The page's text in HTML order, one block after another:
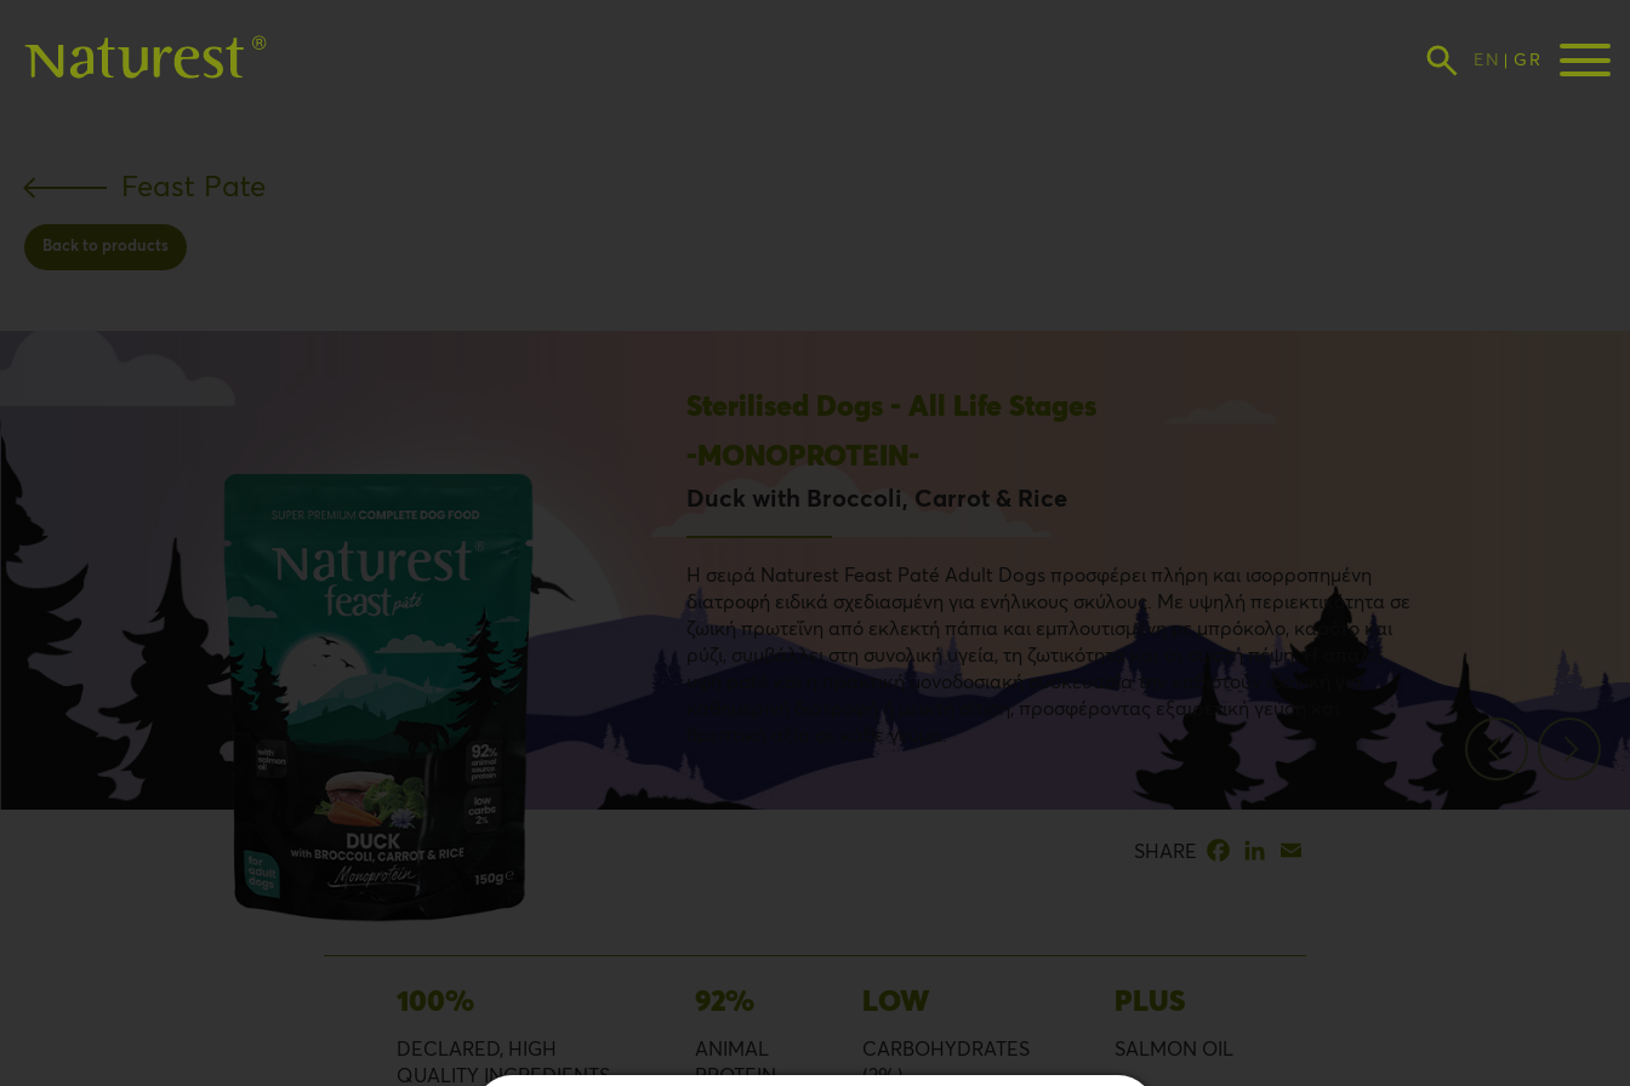
main
ENGLISH
GREEK
Feast Pate
Back to products
Sterilised Dogs - All Life Stages
-MONOPROTEIN-
Duck with Broccoli, Carrot & Rice
Η σειρά Naturest Feast Paté Adult Dogs προσφέρει πλήρη και ισορροπημένη
διατροφή ειδικά σχεδιασμένη για ενήλικους σκύλους. Με υψηλή περιεκτικότητα σε
ζωική πρωτεΐνη από εκλεκτή πάπια και εμπλουτισμένη με μπρόκολο, καρότο και
ρύζι, συμβάλλει στη συνολική υγεία, τη ζωτικότητα και τη σωστή πέψη. Η απαλή
υφή paté και η πρακτική μονοδοσιακή συσκευασία την καθιστούν ιδανική για
καθημερινή διατροφή ή μεικτή σίτιση, προσφέροντας εξαιρετική γεύση και
θρεπτική αξία σε κάθε γεύμα.
SHARE Facebook
LinkedIn
100%
DECLARED, HIGH
QUALITY INGREDIENTS
92%
ANIMAL
PROTEIN
LOW
CARBOHYDRATES
(2%)
PLUS
SALMON OIL